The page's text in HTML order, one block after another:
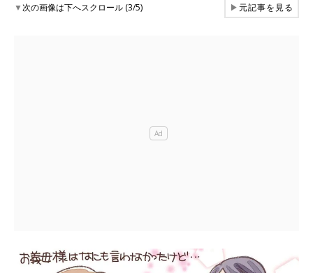
▼次の画像は下へスクロール (3/5) ▶元記事を見る